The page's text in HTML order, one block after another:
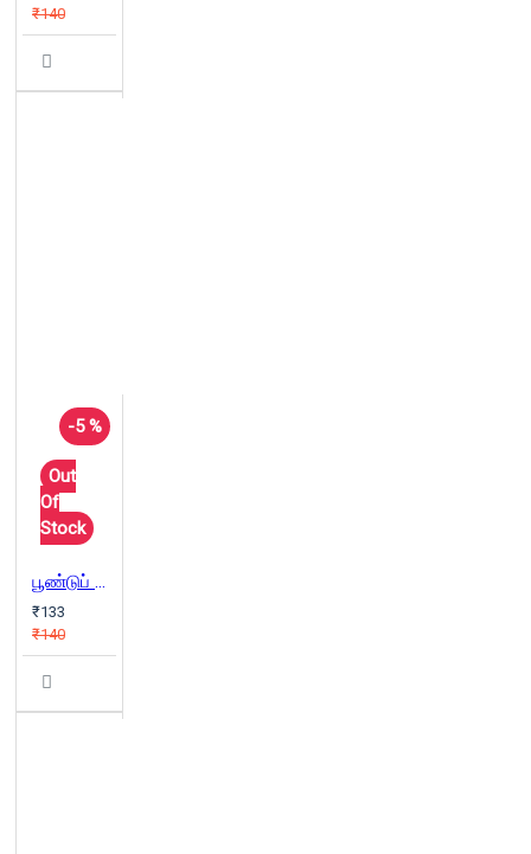
₹140
-5 %
Out
Of
Stock
பூண்டுப் பெண்
₹133
₹140